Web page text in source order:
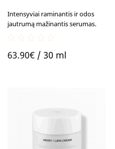
Intensyviai raminantis ir odos
jautrumą mažinantis serumas.
out
63.90€/ 30 ml